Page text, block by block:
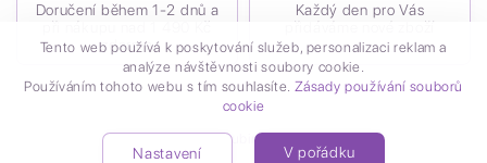
Doručení během 1-2 dnů a
při nákupu nad 1 490 Kč
zdarma
Každý den pro Vás
přidáváme nové zboží
Tento web používá k poskytování služeb, personalizaci reklam a
analýze návštěvnosti soubory cookie.
Používáním tohoto webu s tím souhlasíte. Zásady používání souborů
cookie
Nastavení V pořádku
VytvořilKubiro